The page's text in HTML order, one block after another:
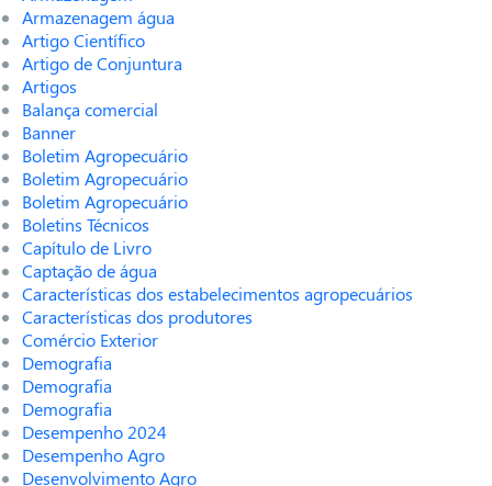
Armazenagem água
Artigo Científico
Artigo de Conjuntura
Artigos
Balança comercial
Banner
Boletim Agropecuário
Boletim Agropecuário
Boletim Agropecuário
Boletins Técnicos
Capítulo de Livro
Captação de água
Características dos estabelecimentos agropecuários
Características dos produtores
Comércio Exterior
Demografia
Demografia
Demografia
Desempenho 2024
Desempenho Agro
Desenvolvimento Agro